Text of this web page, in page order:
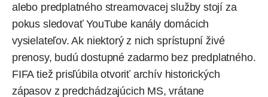
alebo predplatného streamovacej služby stojí za
pokus sledovať YouTube kanály domácich
vysielateľov. Ak niektorý z nich sprístupní živé
prenosy, budú dostupné zadarmo bez predplatného.
FIFA tiež prisľúbila otvoriť archív historických
zápasov z predchádzajúcich MS, vrátane